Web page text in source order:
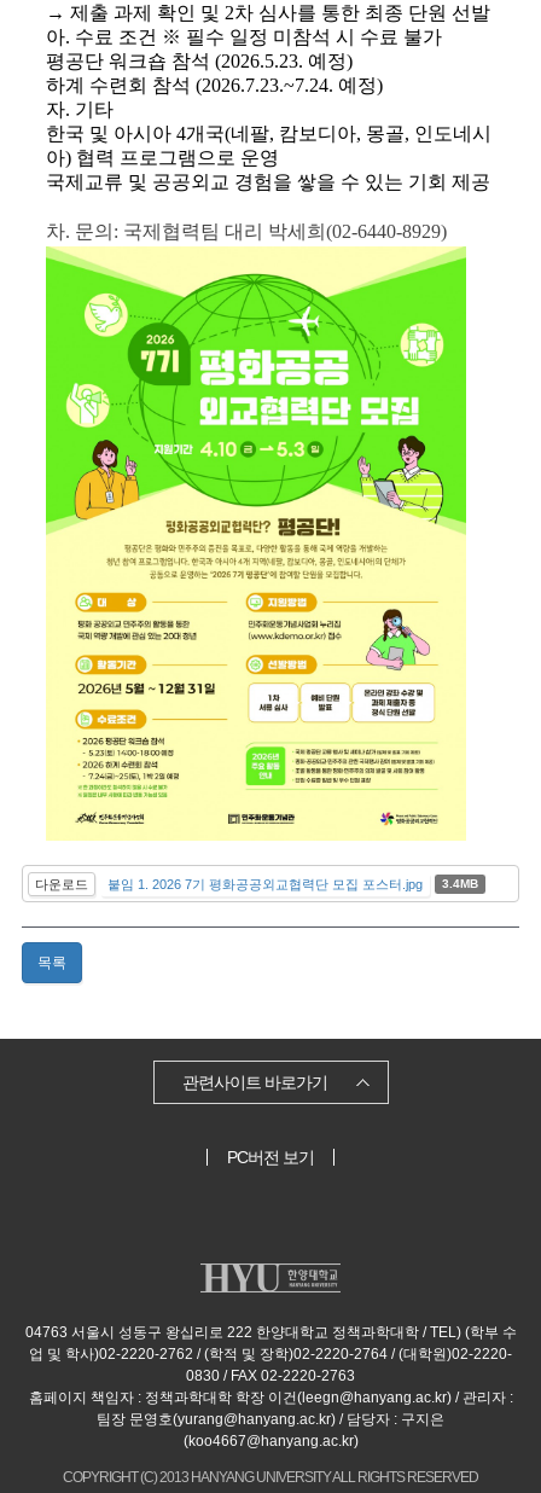
→ 제출 과제 확인 및 2차 심사를 통한 최종 단원 선발
아. 수료 조건 ※ 필수 일정 미참석 시 수료 불가
평공단 워크숍 참석 (2026.5.23. 예정)
하계 수련회 참석 (2026.7.23.~7.24. 예정)
자. 기타
한국 및 아시아 4개국(네팔, 캄보디아, 몽골, 인도네시
아) 협력 프로그램으로 운영
국제교류 및 공공외교 경험을 쌓을 수 있는 기회 제공
차. 문의: 국제협력팀 대리 박세희(02-6440-8929)
다운로드 붙임 1. 2026 7기 평화공공외교협력단 모집 포스터.jpg 3.4MB
목록
관련사이트 바로가기
PC버전 보기
04763 서울시 성동구 왕십리로 222 한양대학교 정책과학대학 / TEL) (학부 수
업 및 학사)02-2220-2762 / (학적 및 장학)02-2220-2764 / (대학원)02-2220-
0830 / FAX 02-2220-2763
홈페이지 책임자 : 정책과학대학 학장 이건(leegn@hanyang.ac.kr) / 관리자 :
팀장 문영호(yurang@hanyang.ac.kr) / 담당자 : 구지은
(koo4667@hanyang.ac.kr)
COPYRIGHT (C) 2013 HANYANG UNIVERSITY ALL RIGHTS RESERVED